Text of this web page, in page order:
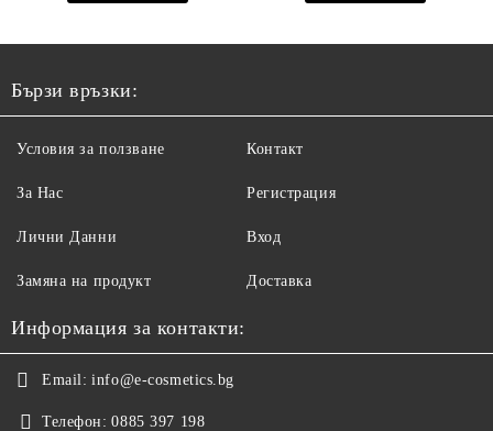
Бързи връзки:
Условия за ползване
За Нас
Лични Данни
Замяна на продукт
Контакт
Регистрация
Вход
Доставка
Информация за контакти:
Email: info@e-cosmetics.bg
Телефон: 0885 397 198